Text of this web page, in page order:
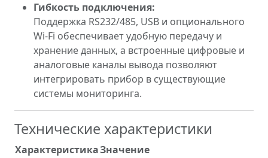
Гибкость подключения:
Поддержка RS232/485, USB и опционального
Wi‑Fi обеспечивает удобную передачу и
хранение данных, а встроенные цифровые и
аналоговые каналы вывода позволяют
интегрировать прибор в существующие
системы мониторинга.
Технические характеристики
ХарактеристикаЗначение